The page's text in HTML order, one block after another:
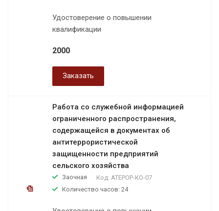
Удостоверение о повышении
квалификации
2000
Заказать
Работа со служебной информацией
ограниченного распространения,
содержащейся в документах об
антитеррористической
защищенности предприятий
сельского хозяйства
Заочная Код: АТЕРОР-КО-07
Количество часов: 24